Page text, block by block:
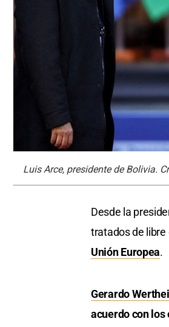
Luis Arce, presidente de Bolivia.
Desde la
tratados de libre
Unión Europea.
Gerardo
acuerdo con los